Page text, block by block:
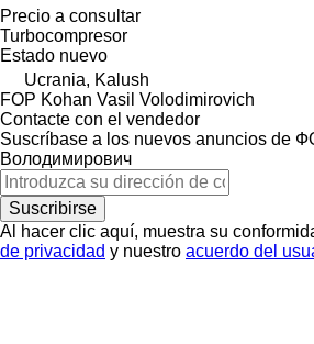
Precio a consultar
Turbocompresor
Estado nuevo
Ucrania, Kalush
FOP Kohan Vasil Volodimirovich
Contacte con el vendedor
Suscríbase a los nuevos anuncios de
Володимирович
Suscribirse
Al hacer clic aquí, muestra su
de privacidad y nuestro acuerdo del